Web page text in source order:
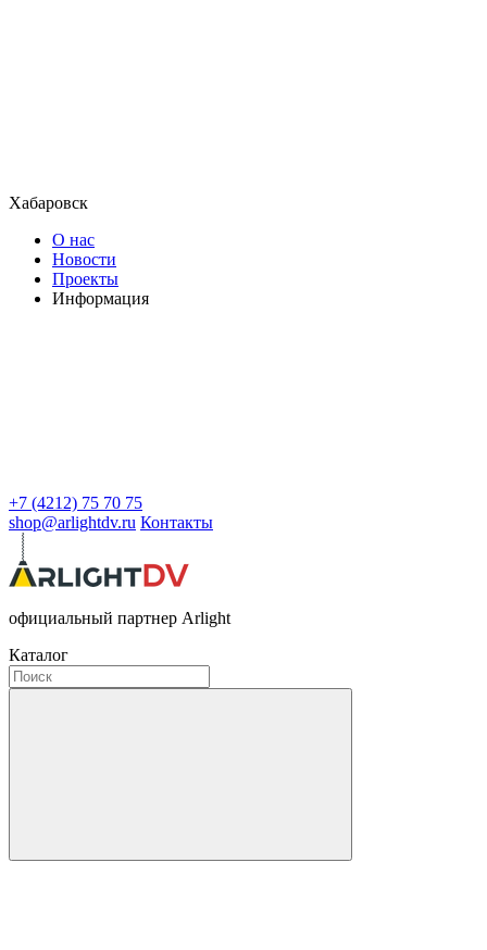
Хабаровск
О нас
Новости
Проекты
Информация
+7 (4212) 75 70 75
shop@arlightdv.ru Контакты
официальный партнер Arlight
Каталог